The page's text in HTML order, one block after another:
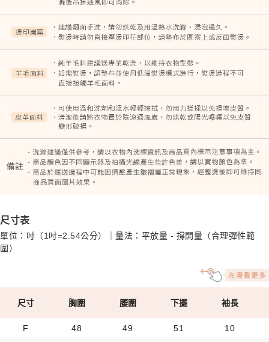
尺寸表
單位：吋（1吋=2.54公分）｜量法：平放量 - 撐開量（合理彈性範
圍）
尺寸 胸圍 腰圍 下擺 袖長
F 48 49 51 10